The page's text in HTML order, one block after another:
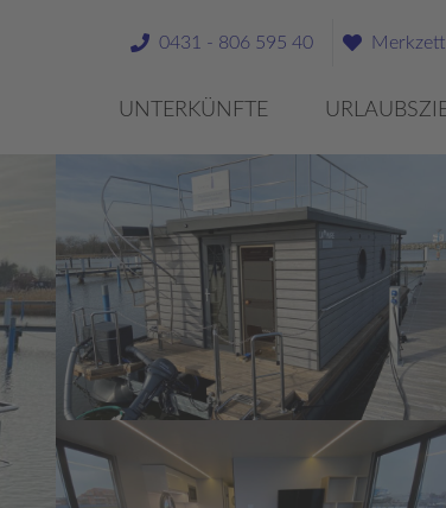
0431 - 806 595 40
UNTERKÜNFTE